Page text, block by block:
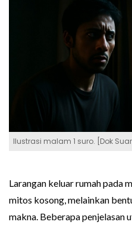
Ilustrasi malam 1 suro. [Dok
Larangan keluar rumah pada
mitos kosong, melainkan
makna. Beberapa penjelasan